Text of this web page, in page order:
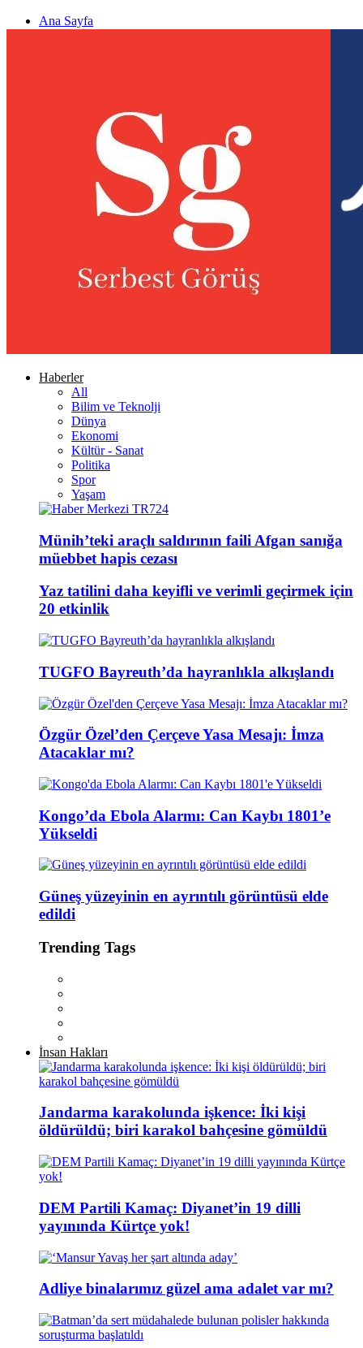
Ana Sayfa
Haberler
All
Bilim ve Teknolji
Dünya
Ekonomi
Kültür - Sanat
Politika
Spor
Yaşam
Münih’teki araçlı saldırının faili Afgan sanığa
müebbet hapis cezası
Yaz tatilini daha keyifli ve verimli geçirmek için
20 etkinlik
TUGFO Bayreuth’da hayranlıkla alkışlandı
Özgür Özel’den Çerçeve Yasa Mesajı: İmza
Atacaklar mı?
Kongo’da Ebola Alarmı: Can Kaybı 1801’e
Yükseldi
Güneş yüzeyinin en ayrıntılı görüntüsü elde
edildi
Trending Tags
İnsan Hakları
Jandarma karakolunda işkence: İki kişi
öldürüldü; biri karakol bahçesine gömüldü
DEM Partili Kamaç: Diyanet’in 19 dilli
yayınında Kürtçe yok!
Adliye binalarımız güzel ama adalet var mı?